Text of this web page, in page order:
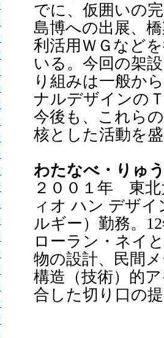
でに、仮囲いの
島博への出展、
利活用ＷＧなど
いる。今回の架
り組みは一般か
ナルデザインの
今後も、これら
核とした活動を
わたなべ・りゅ
２００１年 東北
ィオ ハン デザイ
ルギー）勤務。
ローラン・ネイ
物の設計、民間
構造（技術）的
合した切り口の